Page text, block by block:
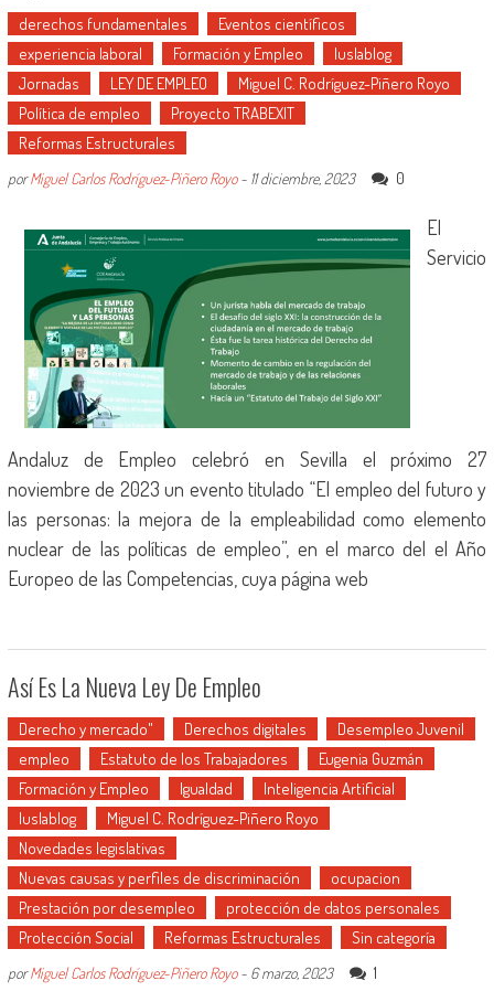
derechos fundamentales
Eventos científicos
experiencia laboral
Formación y Empleo
Iuslablog
Jornadas
LEY DE EMPLEO
Miguel C. Rodríguez-Piñero Royo
Política de empleo
Proyecto TRABEXIT
Reformas Estructurales
porMiguel Carlos Rodríguez-Piñero Royo- 11 diciembre, 2023 0
El
Servicio
Andaluz de Empleo celebró en Sevilla el próximo 27
noviembre de 2023 un evento titulado “El empleo del futuro y
las personas: la mejora de la empleabilidad como elemento
nuclear de las políticas de empleo”, en el marco del el Año
Europeo de las Competencias, cuya página web
Así Es La Nueva Ley De Empleo
Derecho y mercado" Derechos digitales
Desempleo Juvenil
empleo
Estatuto de los Trabajadores
Eugenia Guzmán
Formación y Empleo
Igualdad
Inteligencia Artificial
Iuslablog
Miguel C. Rodríguez-Piñero Royo
Novedades legislativas
Nuevas causas y perfiles de discriminación
ocupacion
Prestación por desempleo
protección de datos personales
Protección Social
Reformas Estructurales Sin categoría
porMiguel Carlos Rodríguez-Piñero Royo- 6 marzo, 2023 1